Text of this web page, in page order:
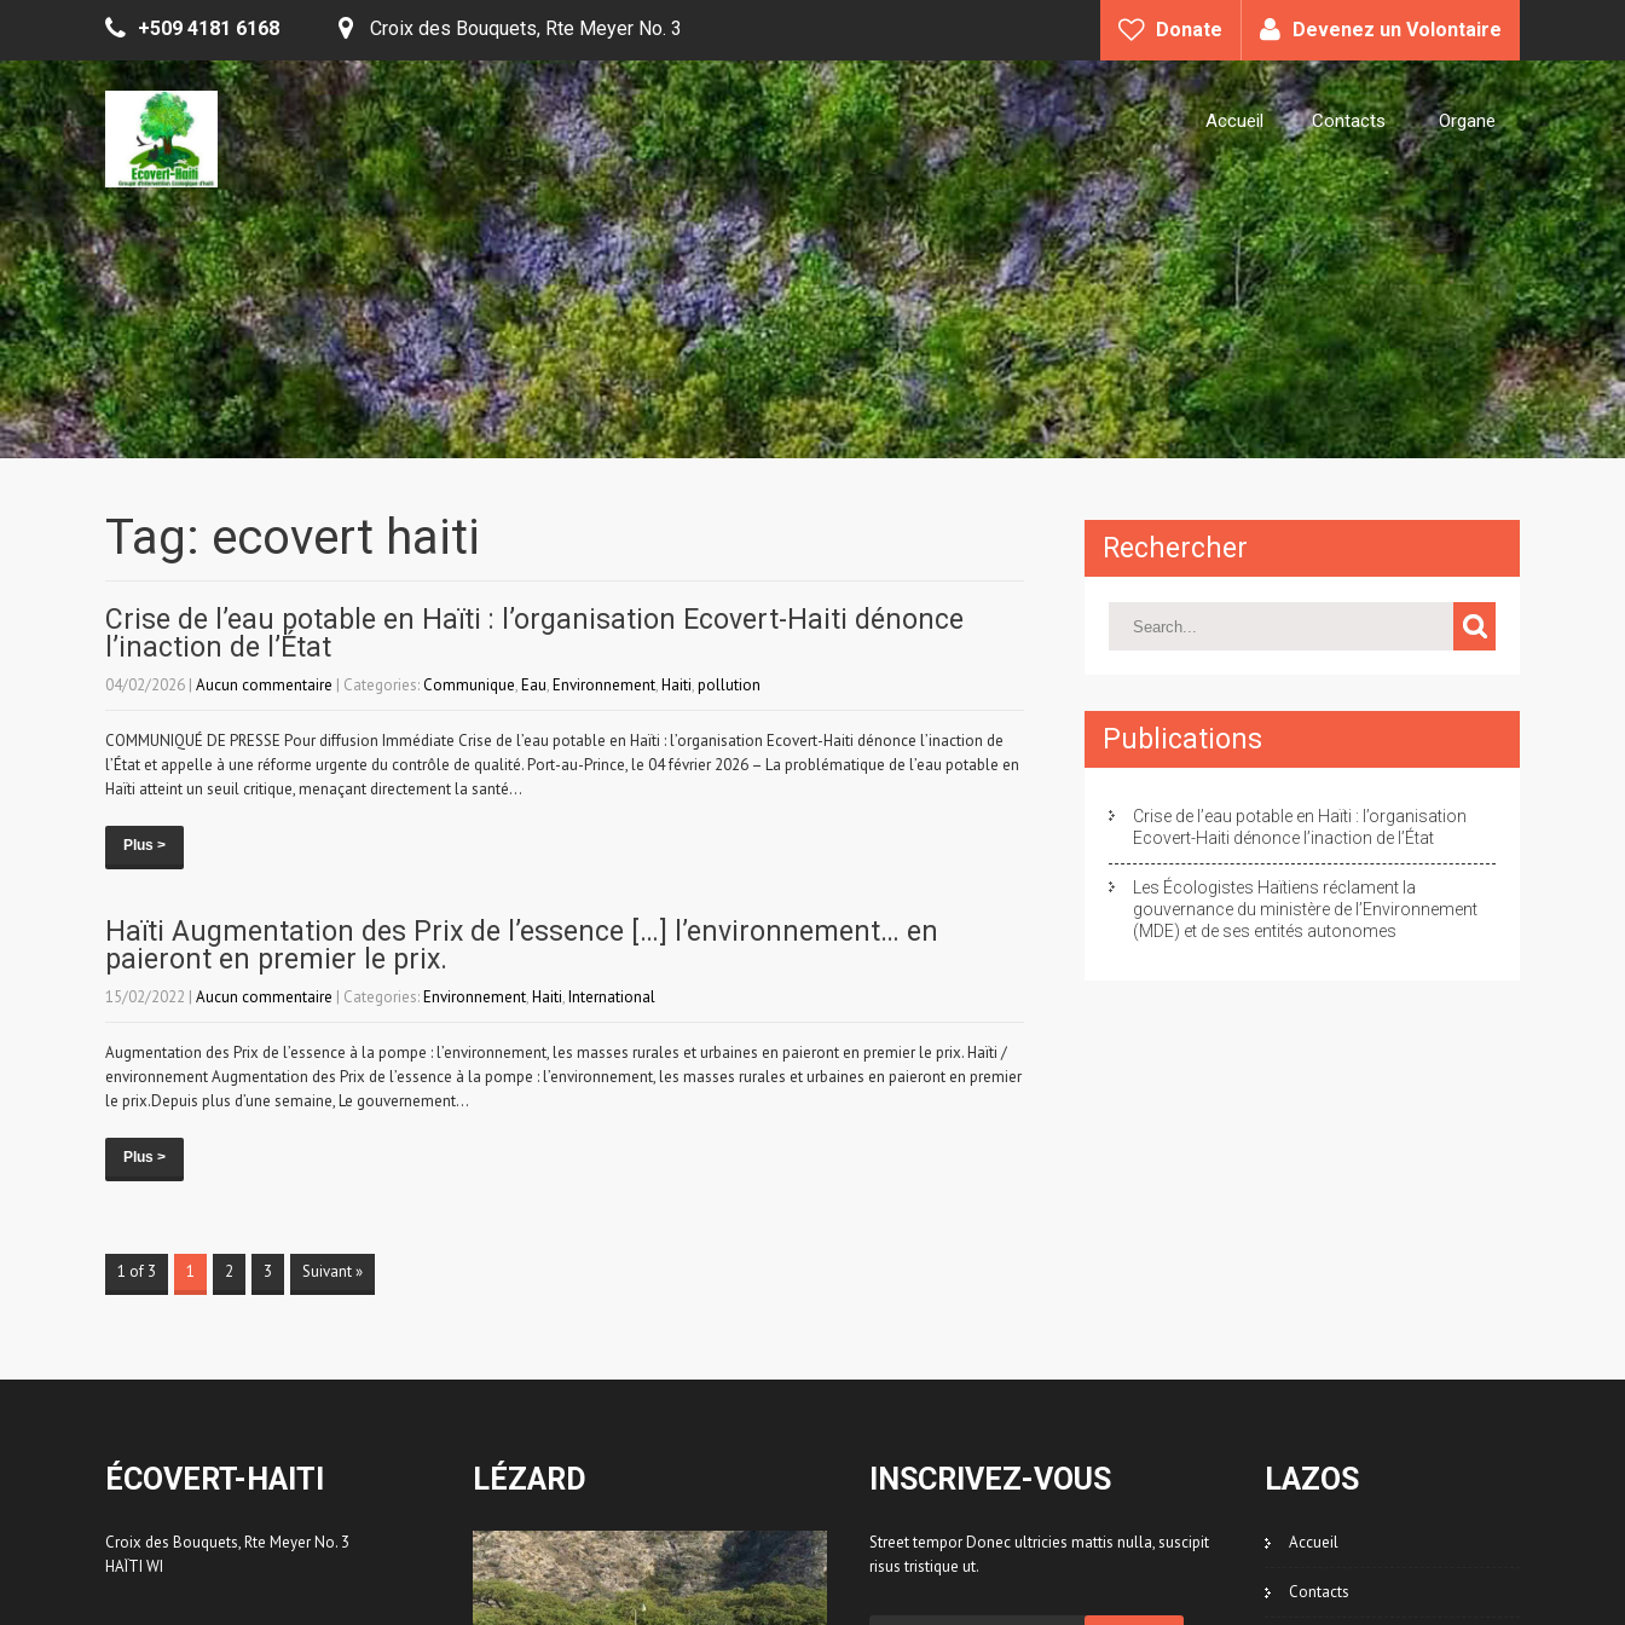
+509 4181 6168 Croix des Bouquets, Rte Meyer No. 3 Donate Devenez un Volontaire
Accueil Contacts Organe
Tag: ecovert haiti
Crise de l’eau potable en Haïti : l’organisation Ecovert-Haiti dénonce
l’inaction de l’État
04/02/2026 | Aucun commentaire | Categories:Communique,Eau,Environnement,Haiti,pollution
COMMUNIQUÉ DE PRESSE Pour diffusion Immédiate Crise de l’eau potable en Haïti : l’organisation Ecovert-Haiti dénonce l’inaction de
l’État et appelle à une réforme urgente du contrôle de qualité. Port-au-Prince, le 04 février 2026 – La problématique de l’eau potable en
Haïti atteint un seuil critique, menaçant directement la santé...
Plus >
Haïti Augmentation des Prix de l’essence […] l’environnement… en
paieront en premier le prix.
15/02/2022 | Aucun commentaire | Categories:Environnement,Haiti,International
Augmentation des Prix de l’essence à la pompe : l’environnement, les masses rurales et urbaines en paieront en premier le prix. Haïti /
environnement Augmentation des Prix de l’essence à la pompe : l’environnement, les masses rurales et urbaines en paieront en premier
le prix.Depuis plus d’une semaine, Le gouvernement...
Plus >
1 of 3 1 2 3 Suivant »
Rechercher
Publications
Crise de l’eau potable en Haïti : l’organisation
Ecovert-Haiti dénonce l’inaction de l’État
Les Écologistes Haïtiens réclament la
gouvernance du ministère de l’Environnement
(MDE) et de ses entités autonomes
ÉCOVERT-HAITI
Croix des Bouquets, Rte Meyer No. 3
HAÏTI WI
LÉZARD INSCRIVEZ-VOUS
Street tempor Donec ultricies mattis nulla, suscipit
risus tristique ut.
LAZOS
Accueil
Contacts